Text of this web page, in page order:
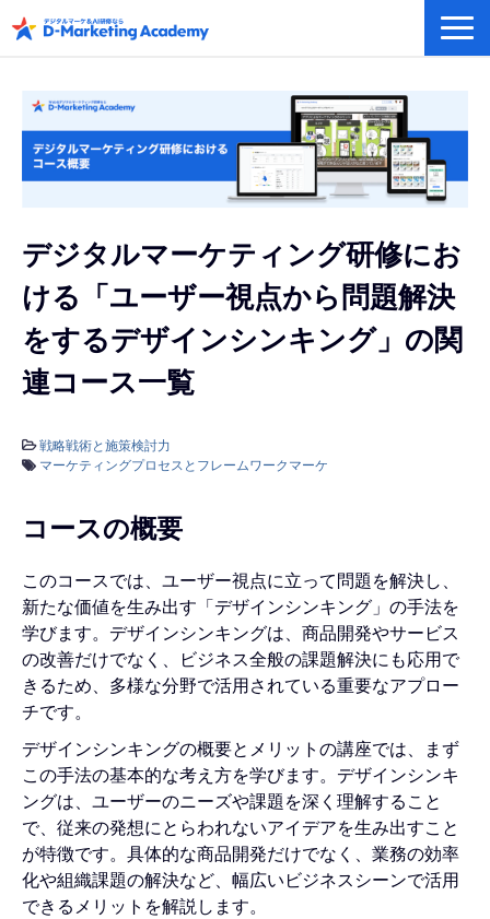
eラーニングシステム
カリキュラム例/事例
無料プラン/キャンペーン/特集
デジタルマーケティング研修にお
ける「ユーザー視点から問題解決
をするデザインシンキング」の関
連コース一覧
戦略戦術と施策検討力
マーケティングプロセスとフレームワークマーケ
コースの概要
このコースでは、ユーザー視点に立って問題を解決し、
新たな価値を生み出す「デザインシンキング」の手法を
学びます。デザインシンキングは、商品開発やサービス
の改善だけでなく、ビジネス全般の課題解決にも応用で
きるため、多様な分野で活用されている重要なアプロー
チです。
デザインシンキングの概要とメリットの講座では、まず
この手法の基本的な考え方を学びます。デザインシンキ
ングは、ユーザーのニーズや課題を深く理解すること
で、従来の発想にとらわれないアイデアを生み出すこと
が特徴です。具体的な商品開発だけでなく、業務の効率
化や組織課題の解決など、幅広いビジネスシーンで活用
できるメリットを解説します。